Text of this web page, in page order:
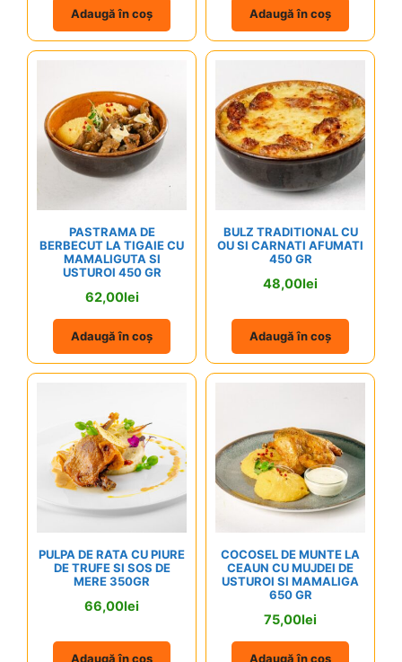
Adaugă în coș Adaugă în coș
PASTRAMA DE
BERBECUT LA TIGAIE CU
MAMALIGUTA SI
USTUROI 450 GR
62,00lei
Adaugă în coș
BULZ TRADITIONAL CU
OU SI CARNATI AFUMATI
450 GR
48,00lei
Adaugă în coș
PULPA DE RATA CU PIURE
DE TRUFE SI SOS DE
MERE 350GR
66,00lei
Adaugă în coș
COCOSEL DE MUNTE LA
CEAUN CU MUJDEI DE
USTUROI SI MAMALIGA
650 GR
75,00lei
Adaugă în coș